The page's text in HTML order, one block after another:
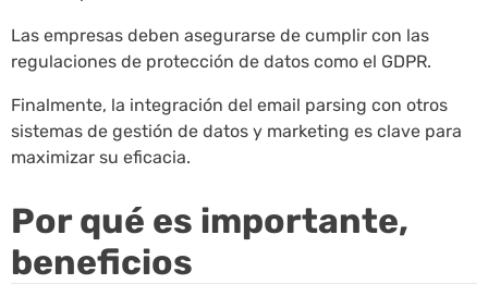
Las empresas deben asegurarse de cumplir con las
regulaciones de protección de datos como el GDPR.
Finalmente, la integración del email parsing con otros
sistemas de gestión de datos y marketing es clave para
maximizar su eficacia.
Por qué es importante,
beneficios